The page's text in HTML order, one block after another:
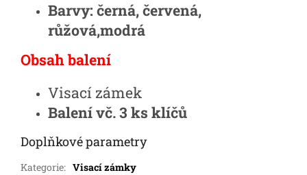
Barvy: černá, červená,
růžová,modrá
Obsah balení
Visací zámek
Balení vč. 3 ks klíčů
Doplňkové parametry
Kategorie: Visací zámky